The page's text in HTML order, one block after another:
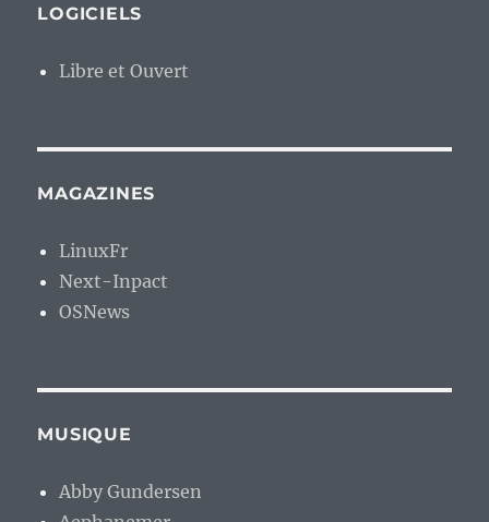
LOGICIELS
Libre et Ouvert
MAGAZINES
LinuxFr
Next-Inpact
OSNews
MUSIQUE
Abby Gundersen